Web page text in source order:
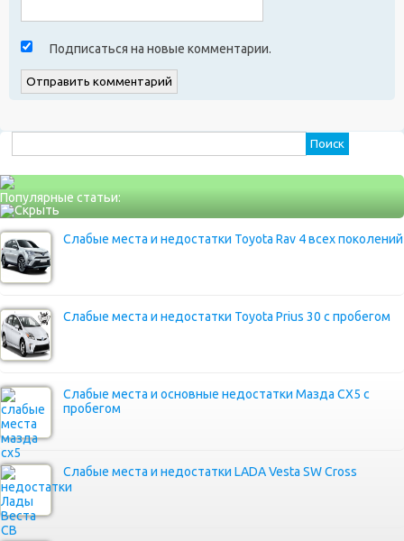
Подписаться на новые комментарии.
Популярные статьи:
Слабые места и недостатки Toyota Rav 4 всех поколений
Слабые места и недостатки Toyota Prius 30 с пробегом
Слабые места и основные недостатки Мазда СХ5 с
пробегом
Слабые места и недостатки LADA Vesta SW Cross